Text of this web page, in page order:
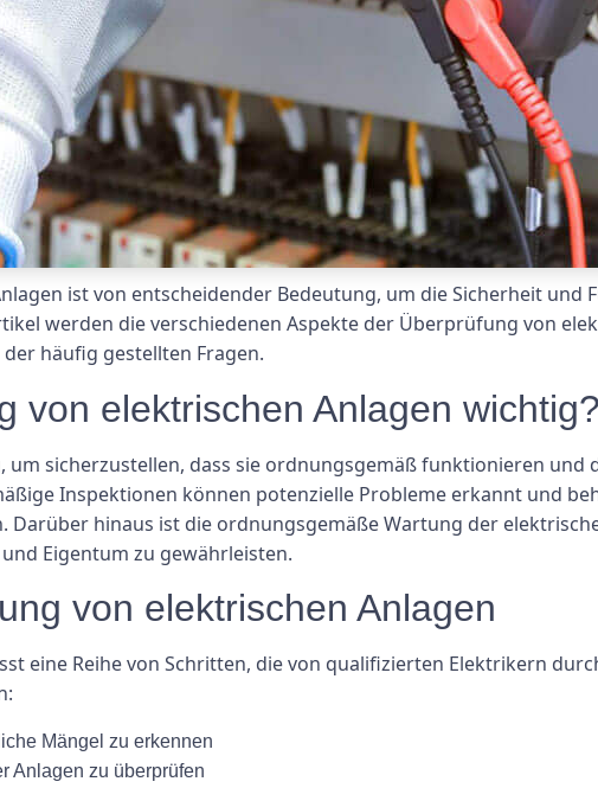
ist von entscheidender Bedeutung, um die Sicherheit und
werden die verschiedenen Aspekte der Überprüfung von
häufig gestellten Fragen.
von elektrischen Anlagen wichtig?
sicherzustellen, dass sie ordnungsgemäß funktionieren und
Inspektionen können potenzielle Probleme erkannt und
hinaus ist die ordnungsgemäße Wartung der
Eigentum zu gewährleisten.
von elektrischen Anlagen
eine Reihe von Schritten, die von qualifizierten Elektrikern
Mängel zu erkennen
Anlagen zu überprüfen